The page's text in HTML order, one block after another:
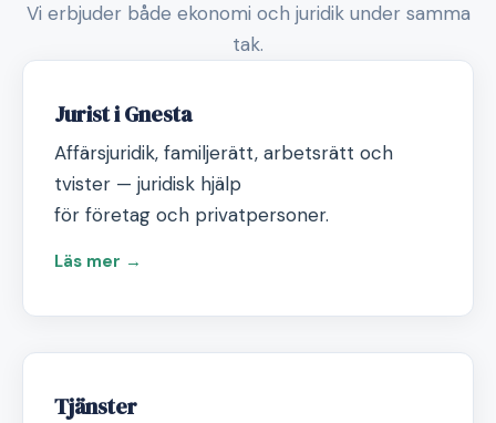
Vi erbjuder både ekonomi och juridik under samma
tak.
Jurist i Gnesta
Affärsjuridik, familjerätt, arbetsrätt och
tvister — juridisk hjälp
för företag och privatpersoner.
Läs mer →
Tjänster